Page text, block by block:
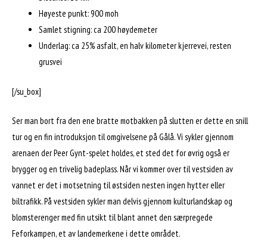
Høyeste punkt: 900 moh
Samlet stigning: ca 200 høydemeter
Underlag: ca 25% asfalt, en halv kilometer kjerrevei, resten
grusvei
[/su_box]
Ser man bort fra den ene bratte motbakken på slutten er dette en snill
tur og en fin introduksjon til omgivelsene på Gålå. Vi sykler gjennom
arenaen der Peer Gynt-spelet holdes, et sted det for øvrig også er
brygger og en trivelig badeplass. Når vi kommer over til vestsiden av
vannet er det i motsetning til østsiden nesten ingen hytter eller
biltrafikk. På vestsiden sykler man delvis gjennom kulturlandskap og
blomsterenger med fin utsikt til blant annet den særpregede
Feforkampen, et av landemerkene i dette området.